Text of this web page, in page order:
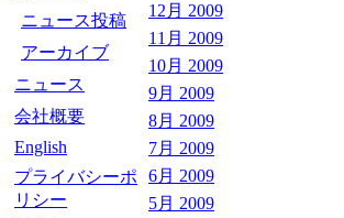
ニュース投稿
アーカイブ
ニュース
会社概要
English
プライバシーポ
リシー
12月 2009
11月 2009
10月 2009
9月 2009
8月 2009
7月 2009
6月 2009
5月 2009